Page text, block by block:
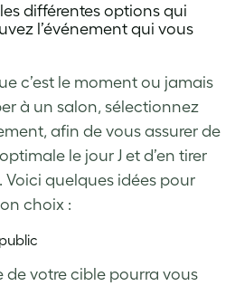
différentes options qui
l’événement qui vous
c’est le moment ou jamais
à un salon, sélectionnez
afin de vous assurer de
le jour J et d’en tirer
Voici quelques idées pour
choix :
de votre cible pourra vous